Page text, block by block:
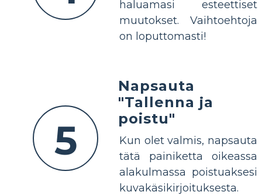
haluamasi esteettiset
muutokset. Vaihtoehtoja
on loputtomasti!
5
Napsauta
"Tallenna ja
poistu"
Kun olet valmis, napsauta
tätä painiketta oikeassa
alakulmassa poistuaksesi
kuvakäsikirjoituksesta.